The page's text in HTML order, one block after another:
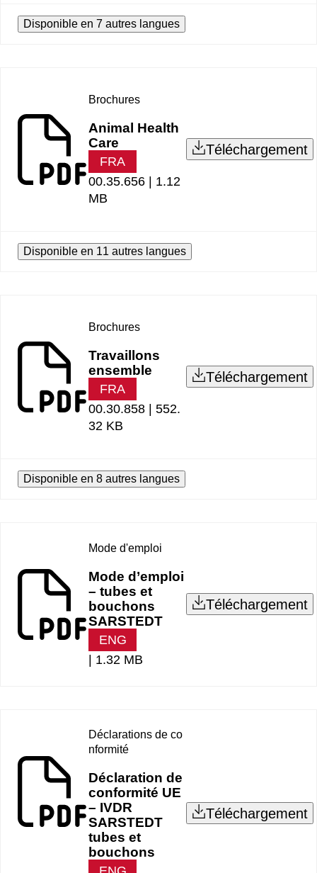
Disponible en 7 autres langues
Brochures
Animal Health
Care
FRA
00.35.656 | 1.12
MB
Téléchargement
Disponible en 11 autres langues
Brochures
Travaillons
ensemble
FRA
00.30.858 | 552.
32 KB
Téléchargement
Disponible en 8 autres langues
Mode d'emploi
Mode d’emploi
– tubes et
bouchons
SARSTEDT
ENG
| 1.32 MB
Téléchargement
Déclarations de co
nformité
Déclaration de
conformité UE
– IVDR
SARSTEDT
tubes et
bouchons
Téléchargement